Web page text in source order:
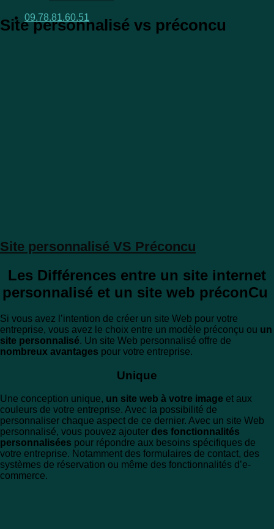
09.78.81.60.51
Site personnalisé vs préconcu
Site personnalisé VS Préconcu
Les Différences entre un site internet
personnalisé et un site web préconCu
Si vous avez l’intention de créer un site Web pour votre
entreprise, vous avez le choix entre un modèle préconçu ou un
site personnalisé. Un site Web personnalisé offre de
nombreux avantages pour votre entreprise.
Unique
Une conception unique, un site web à votre image et aux
couleurs de votre entreprise. Avec la possibilité de
personnaliser chaque aspect de ce dernier. Avec un site Web
personnalisé, vous pouvez ajouter des fonctionnalités
personnalisées pour répondre aux besoins spécifiques de
votre entreprise. Notamment des formulaires de contact, des
systèmes de réservation ou même des fonctionnalités d’e-
commerce.